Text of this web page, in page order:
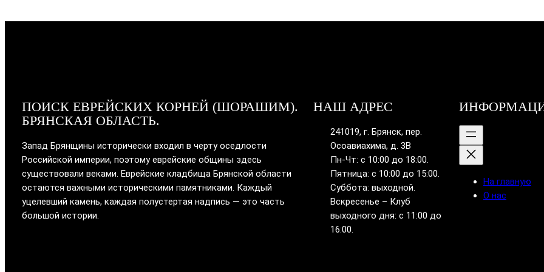
ПОИСК ЕВРЕЙСКИХ КОРНЕЙ (ШОРАШИМ).
БРЯНСКАЯ ОБЛАСТЬ.
Запад Брянщины исторически входил в черту оседлости
Российской империи, поэтому еврейские общины здесь
существовали веками. Еврейские кладбища Брянской области
остаются важными историческими памятниками. Каждый
уцелевший камень, каждая полустертая надпись — это часть
большой истории.
НАШ АДРЕС
241019, г. Брянск, пер.
Осоавиахима, д. 3В
Пн-Чт: с 10:00 до 18:00.
Пятница: с 10:00 до 15:00.
Суббота: выходной.
Вскресенье – Клуб
выходного дня: с 11:00 до
16:00.
На главную
О нас